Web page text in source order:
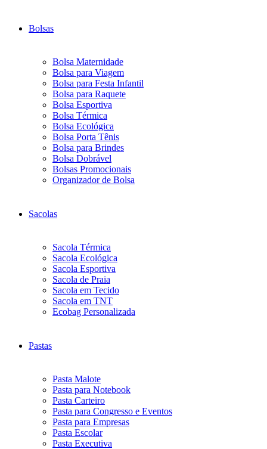
Bolsas
Bolsa Maternidade
Bolsa para Viagem
Bolsa para Festa Infantil
Bolsa para Raquete
Bolsa Esportiva
Bolsa Térmica
Bolsa Ecológica
Bolsa Porta Tênis
Bolsa para Brindes
Bolsa Dobrável
Bolsas Promocionais
Organizador de Bolsa
Sacolas
Sacola Térmica
Sacola Ecológica
Sacola Esportiva
Sacola de Praia
Sacola em Tecido
Sacola em TNT
Ecobag Personalizada
Pastas
Pasta Malote
Pasta para Notebook
Pasta Carteiro
Pasta para Congresso e Eventos
Pasta para Empresas
Pasta Escolar
Pasta Executiva